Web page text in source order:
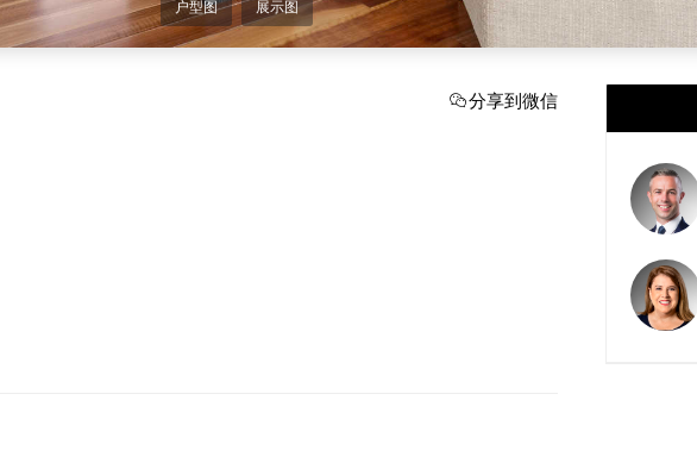
户型图 展示图
分享到微信